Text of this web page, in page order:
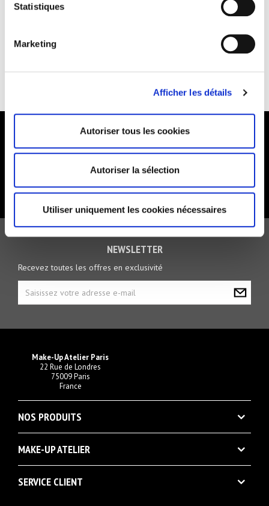
Statistiques
Marketing
Afficher les détails
Autoriser tous les cookies
Autoriser la sélection
Utiliser uniquement les cookies nécessaires
LIVRAISON RAPIDE
Make-Up Atelier Paris
22 Rue de Londres
75009 Paris
France
NOS PRODUITS
MAKE-UP ATELIER
SERVICE CLIENT
FOLLOW US
NEWSLETTER
Recevez toutes les offres en exclusivité